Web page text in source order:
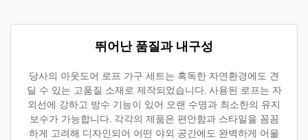
뛰어난 품질과 내구성
당사의 아웃도어 로프 가구 세트는 혹독한 자연환경에도 견
딜 수 있는 고품질 소재로 제작되었습니다. 사용된 로프는 자
외선에 강하고 방수 기능이 있어 오랜 수명과 최소한의 유지
보수가 가능합니다. 각각의 제품은 편안함과 스타일을 꼼꼼
하게 고려해 디자인되어 어떤 야외 공간에도 완벽하게 어울